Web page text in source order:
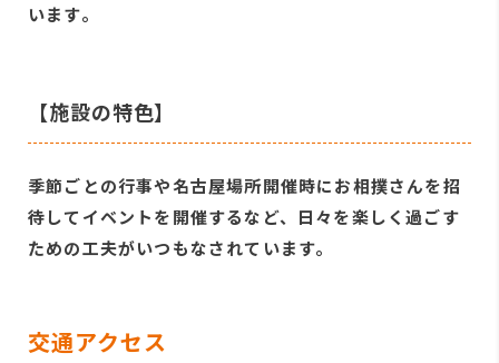
います。
【施設の特色】
季節ごとの行事や名古屋場所開催時にお相撲さんを招
待してイベントを開催するなど、日々を楽しく過ごす
ための工夫がいつもなされています。
交通アクセス